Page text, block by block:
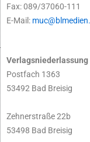
Fax: 089/37060-111
E-Mail:
Verlagsniederlassung
Postfach 1363
53492 Bad Breisig
Zehnerstraße 22b
53498 Bad Breisig